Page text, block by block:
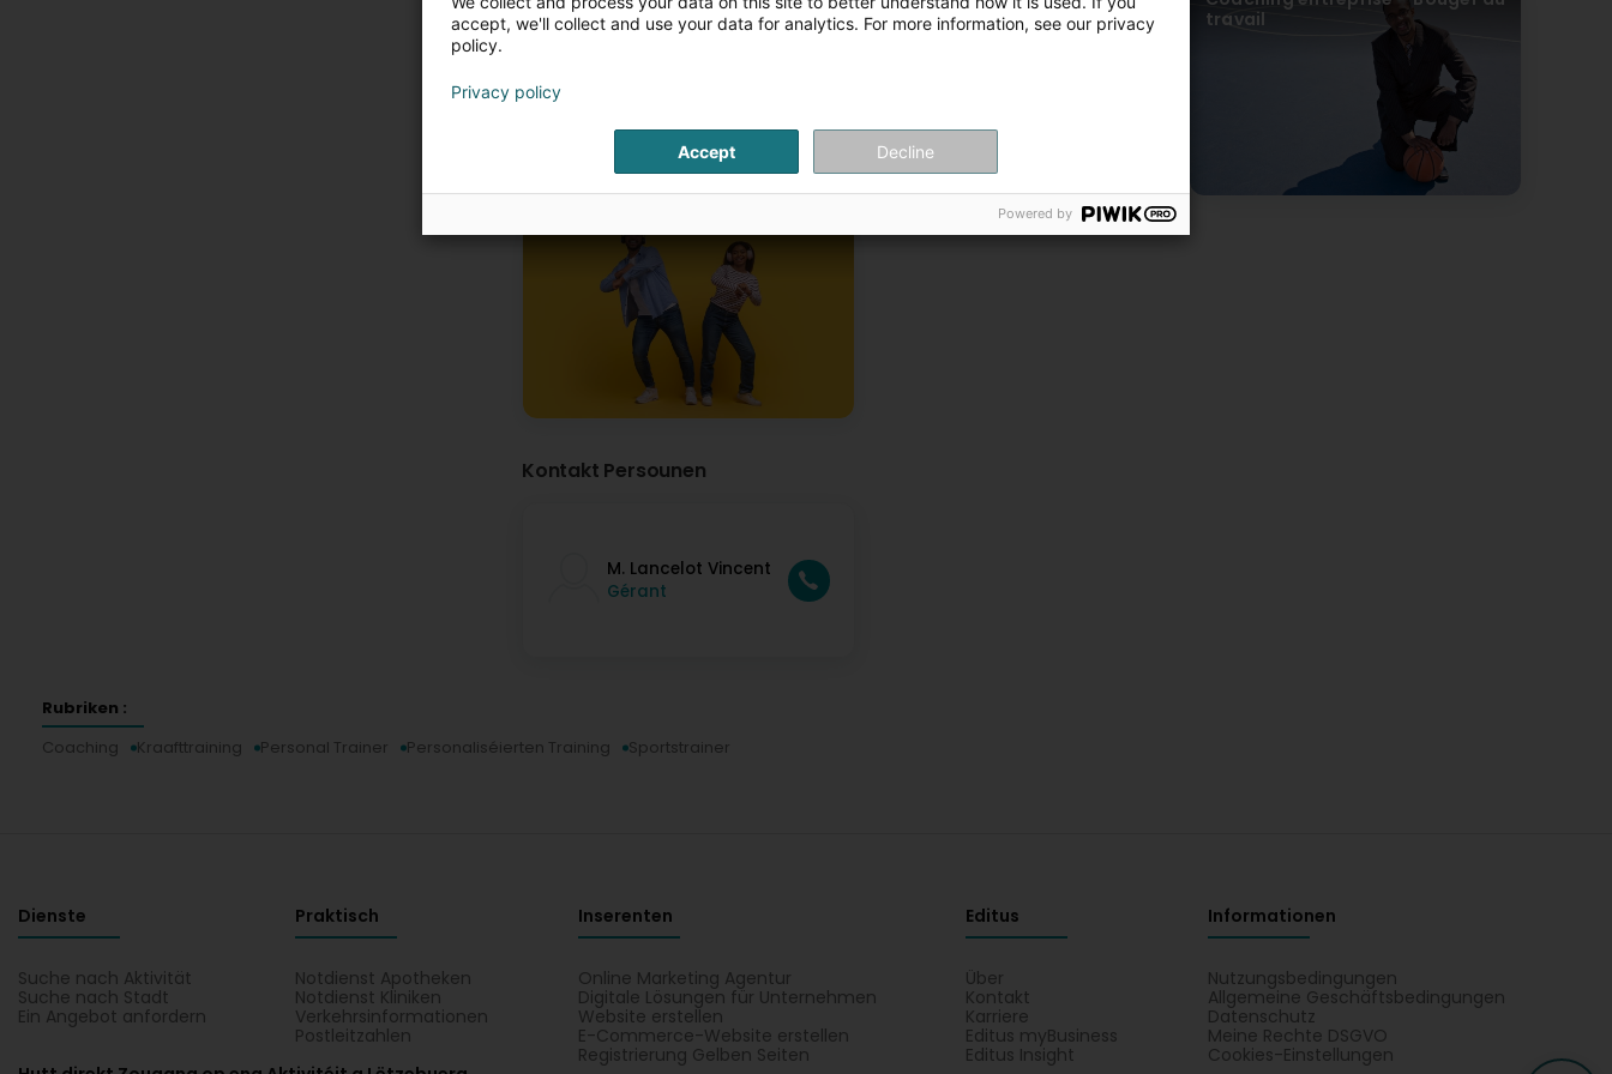
confiance
régime extrême
travail
Kontakt Persounen
M. Lancelot Vincent
Gérant
Rubriken :
Coaching
Kraafttraining Personal Trainer Personaliséierten Training Sportstrainer
Dienste
Suche nach Aktivität
Suche nach Stadt
Ein Angebot anfordern
Praktisch
Notdienst Apotheken
Notdienst Kliniken
Verkehrsinformationen
Postleitzahlen
Inserenten
Online Marketing Agentur
Digitale Lösungen für Unternehmen
Website erstellen
E-Commerce-Website erstellen
Registrierung Gelben Seiten
Editus
Über
Kontakt
Karriere
Editus myBusiness
Editus Insight
Informationen
Nutzungsbedingungen
Allgemeine Geschäftsbedingungen
Datenschutz
Meine Rechte DSGVO
Cookies-Einstellungen
accept, we'll collect and use your data for analytics. For more information, see our privacy
policy.
Privacy policy
Accept Decline
Powered by